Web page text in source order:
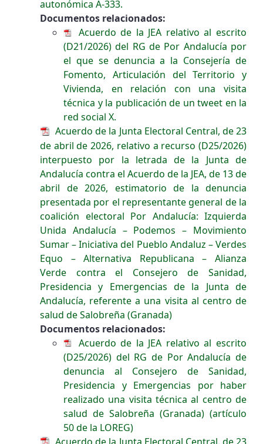
autonómica A-333.
Documentos relacionados:
Acuerdo de la JEA relativo al escrito
(D21/2026) del RG de Por Andalucía por
el que se denuncia a la Consejería de
Fomento, Articulación del Territorio y
Vivienda, en relación con una visita
técnica y la publicación de un tweet en la
red social X.
Acuerdo de la Junta Electoral Central, de 23
de abril de 2026, relativo a recurso (D25/2026)
interpuesto por la letrada de la Junta de
Andalucía contra el Acuerdo de la JEA, de 13 de
abril de 2026, estimatorio de la denuncia
presentada por el representante general de la
coalición electoral Por Andalucía: Izquierda
Unida Andalucía – Podemos – Movimiento
Sumar – Iniciativa del Pueblo Andaluz – Verdes
Equo – Alternativa Republicana – Alianza
Verde contra el Consejero de Sanidad,
Presidencia y Emergencias de la Junta de
Andalucía, referente a una visita al centro de
salud de Salobreña (Granada)
Documentos relacionados:
Acuerdo de la JEA relativo al escrito
(D25/2026) del RG de Por Andalucía de
denuncia al Consejero de Sanidad,
Presidencia y Emergencias por haber
realizado una visita técnica al centro de
salud de Salobreña (Granada) (artículo
50 de la LOREG)